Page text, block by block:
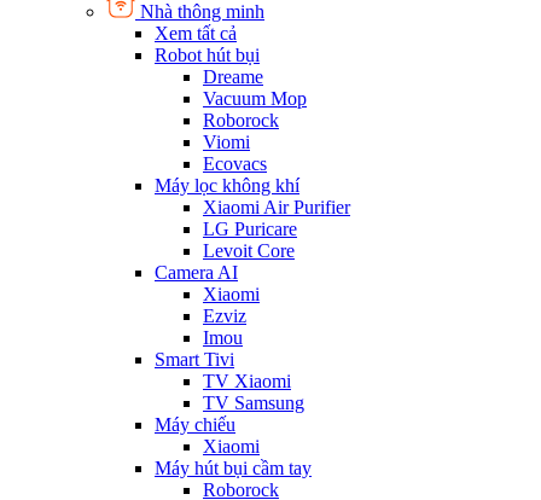
Nhà thông minh
Xem tất cả
Robot hút bụi
Dreame
Vacuum Mop
Roborock
Viomi
Ecovacs
Máy lọc không khí
Xiaomi Air Purifier
LG Puricare
Levoit Core
Camera AI
Xiaomi
Ezviz
Imou
Smart Tivi
TV Xiaomi
TV Samsung
Máy chiếu
Xiaomi
Máy hút bụi cầm tay
Roborock